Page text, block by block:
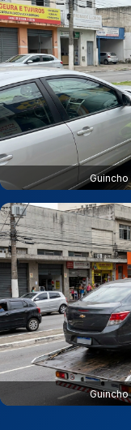
Guincho
Guincho